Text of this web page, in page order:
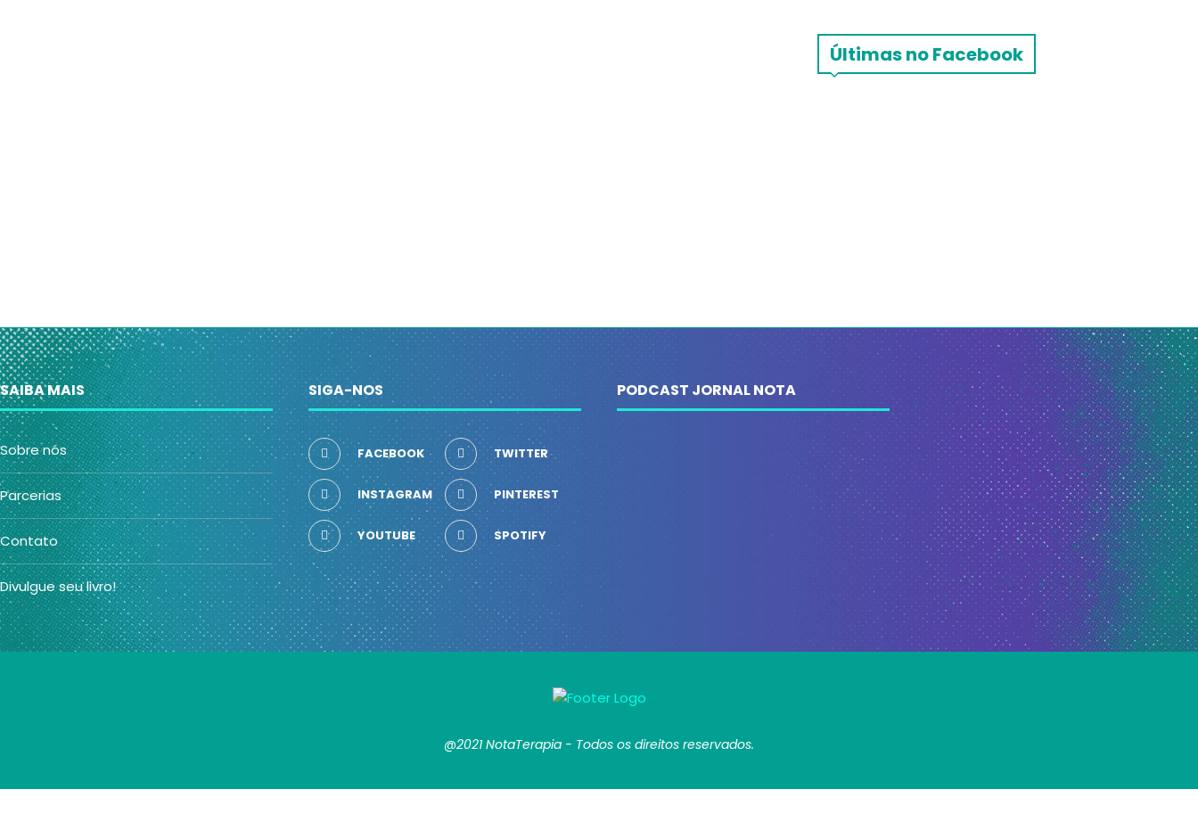
Últimas no Facebook
SAIBA MAIS
Sobre nós
Parcerias
Contato
Divulgue seu livro!
SIGA-NOS
FACEBOOK TWITTER
INSTAGRAM PINTEREST
YOUTUBE SPOTIFY
PODCAST JORNAL NOTA
@2021 NotaTerapia - Todos os direitos reservados.